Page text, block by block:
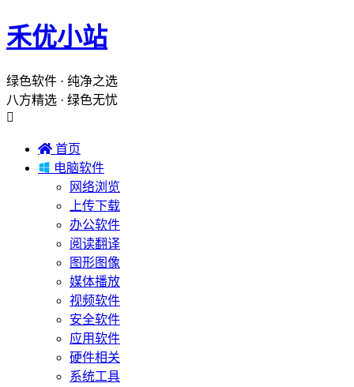
禾优小站
绿色软件 · 纯净之选
八方精选 · 绿色无忧

 首页
 电脑软件
网络浏览
上传下载
办公软件
阅读翻译
图形图像
媒体播放
视频软件
安全软件
应用软件
硬件相关
系统工具